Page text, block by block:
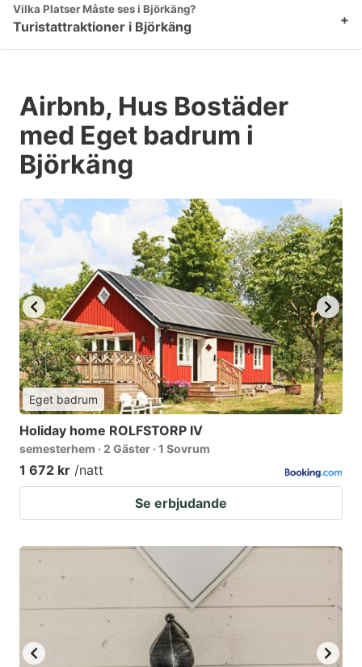
Vilka Platser Måste ses i Björkäng?
Turistattraktioner i Björkäng +
Airbnb, Hus Bostäder
med Eget badrum i
Björkäng
Eget badrum
Holiday home ROLFSTORP IV
semesterhem · 2 Gäster · 1 Sovrum
1 672 kr /natt
Se erbjudande